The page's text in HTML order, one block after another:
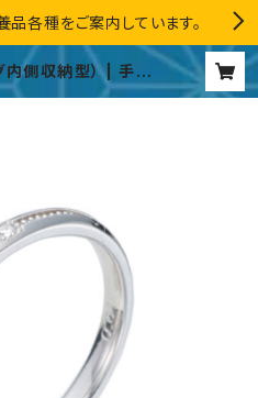
各種をご案内しています。
内側収納型） | 手元
ストア GINGA